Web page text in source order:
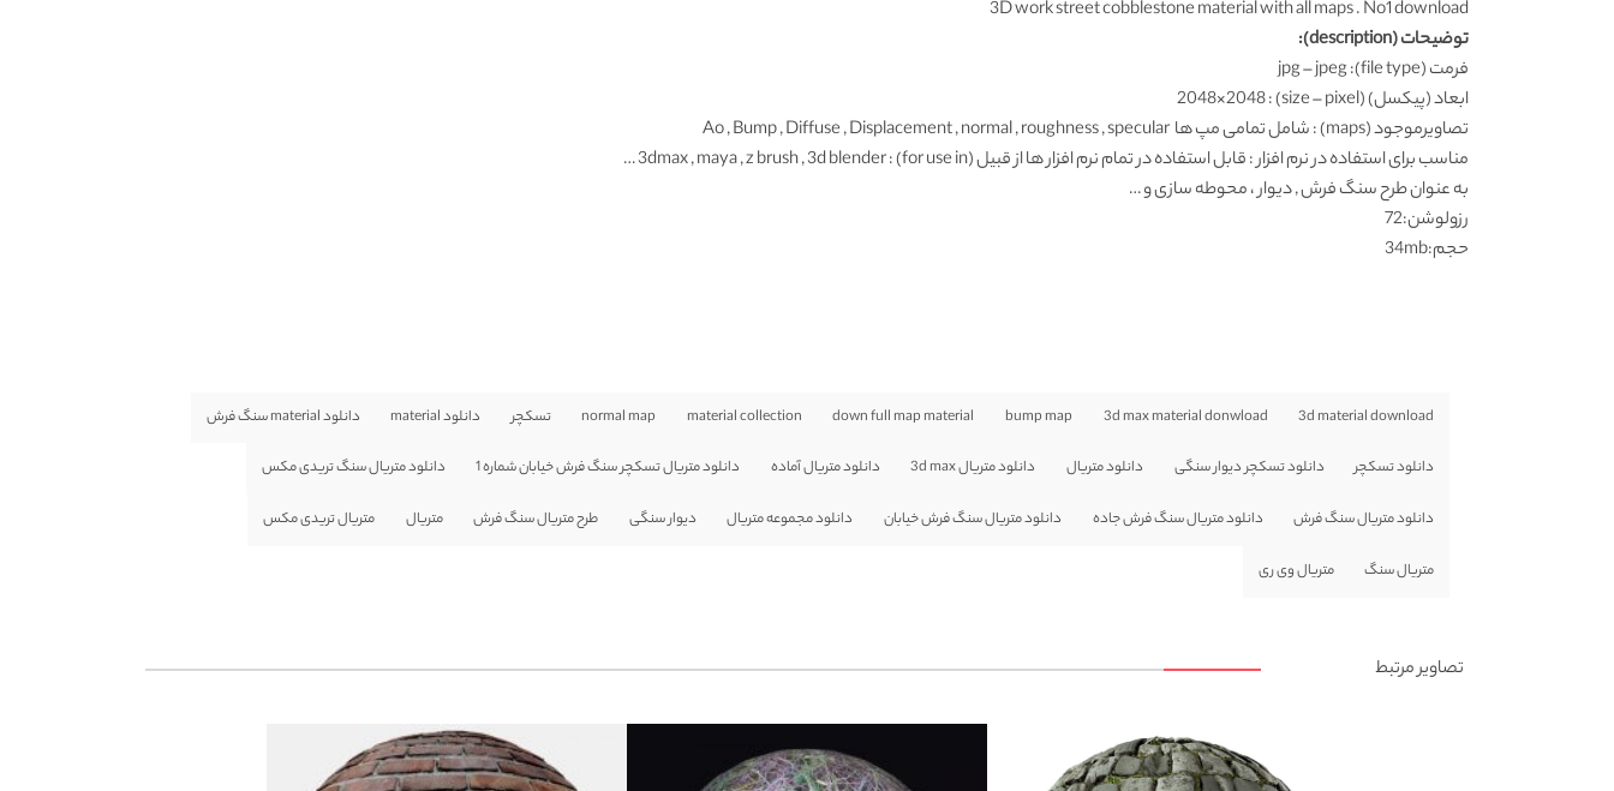
3D work street cobblestone material with all maps . No1 download
توضیحات (description):
فرمت (file type): jpg – jpeg
ابعاد (پیکسل) (size – pixel) : 2048×2048
تصاویرموجود (maps) : شامل تمامی مپ ها Ao , Bump , Diffuse , Displacement , normal , roughness , specular
مناسب برای استفاده در نرم افزار : قابل استفاده در تمام نرم افزار ها از قبیل (for use in) : 3dmax , maya , z brush , 3d blender …
به عنوان طرح سنگ فرش , دیوار ، محوطه سازی و …
رزولوشن:72
حجم:34mb
3d material download
3d max material donwload
bump map
down full map material
material collection
normal map تسکچر دانلود material دانلود material سنگ فرش
دانلود تسکچر دانلود تسکچر دیوار سنگی دانلود متریال دانلود متریال 3d max دانلود متریال آماده دانلود متریال تسکچر سنگ فرش خیابان شماره 1 دانلود متریال سنگ تریدی مکس
دانلود متریال سنگ فرش دانلود متریال سنگ فرش جاده دانلود متریال سنگ فرش خیابان دانلود مجموعه متریال دیوار سنگی طرح متریال سنگ فرش متریال متریال تریدی مکس
متریال سنگ متریال وی ری
تصاویر مرتبط